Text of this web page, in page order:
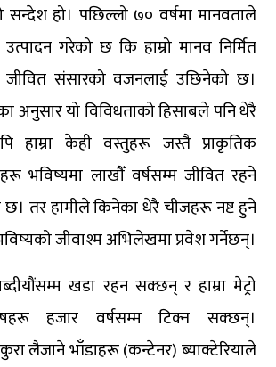
हो। पछिल्लो ७० वर्षमा मानवताले
गरेको छ कि हाम्रो मानव निर्मित
संसारको वजनलाई उछिनेको छ।
अनुसार यो विविधताको हिसाबले पनि धेरै
हाम्रा केही वस्तुहरू जस्तै प्राकृतिक
भविष्यमा लाखौँ वर्षसम्म जीवित रहने
तर हामीले किनेका धेरै चीजहरू नष्ट हुने
जीवाश्म अभिलेखमा प्रवेश गर्नेछन्।
खडा रहन सक्छन् र हाम्रा मेट्रो
हजार वर्षसम्म टिक्न सक्छन्।
लैजाने भाँडाहरू (कन्टेनर) ब्याक्टेरियाले